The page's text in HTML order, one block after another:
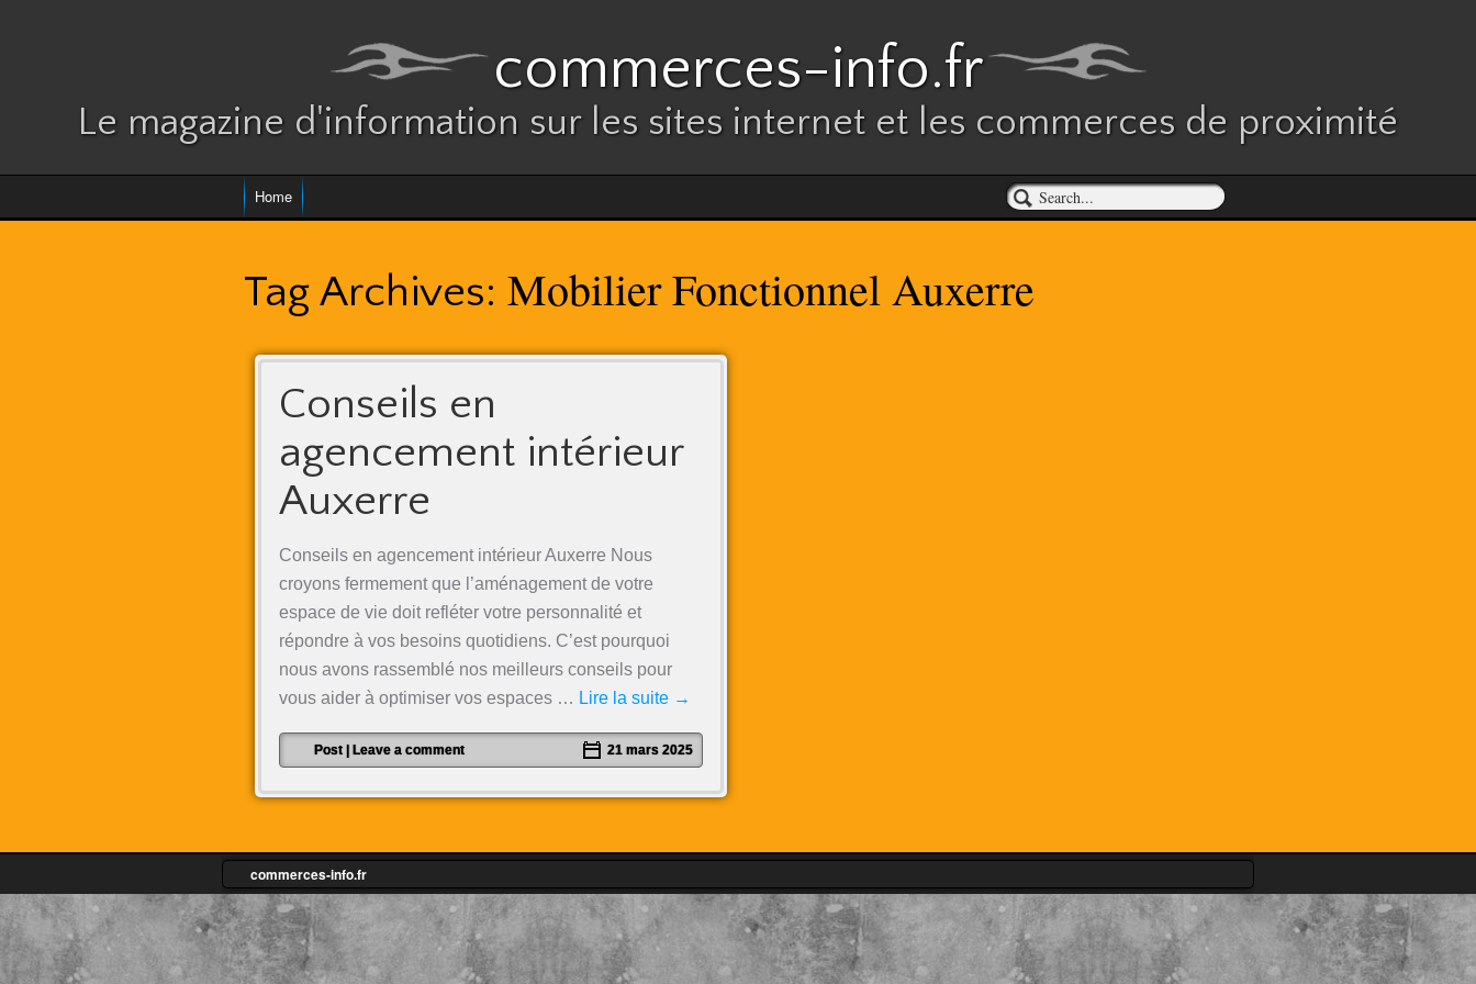
commerces-info.fr
Le magazine d'information sur les sites internet et les commerces de proximité
Home
Tag Archives: Mobilier Fonctionnel Auxerre
Conseils en
agencement intérieur
Auxerre
Conseils en agencement intérieur Auxerre Nous
croyons fermement que l’aménagement de votre
espace de vie doit refléter votre personnalité et
répondre à vos besoins quotidiens. C’est pourquoi
nous avons rassemblé nos meilleurs conseils pour
vous aider à optimiser vos espaces … Lire la suite →
Post Leave a comment 21 mars 2025
commerces-info.fr